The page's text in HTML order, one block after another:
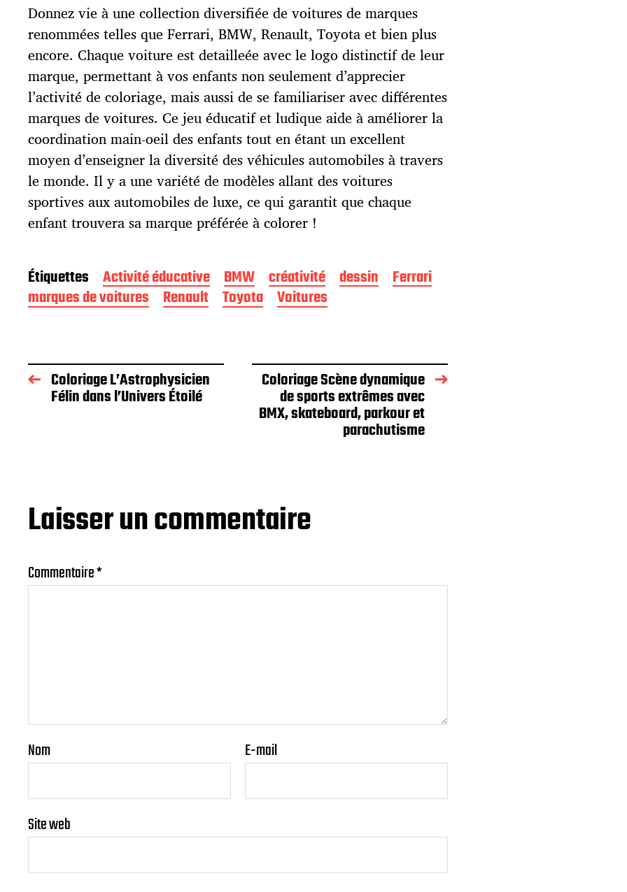
e
p
u
b
l
i
c
a
t
i
o
n
Donnez vie à une collection diversifiée de voitures de marques
renommées telles que Ferrari, BMW, Renault, Toyota et bien plus
encore. Chaque voiture est detailleée avec le logo distinctif de leur
marque, permettant à vos enfants non seulement d’apprecier
l’activité de coloriage, mais aussi de se familiariser avec différentes
marques de voitures. Ce jeu éducatif et ludique aide à améliorer la
coordination main-oeil des enfants tout en étant un excellent
moyen d’enseigner la diversité des véhicules automobiles à travers
le monde. Il y a une variété de modèles allant des voitures
sportives aux automobiles de luxe, ce qui garantit que chaque
enfant trouvera sa marque préférée à colorer !
Étiquettes Activité éducative BMW créativité dessin
Ferrari
marques de voitures
Renault Toyota Voitures
Coloriage L’Astrophysicien
Félin dans l’Univers Étoilé
Coloriage Scène dynamique
de sports extrêmes avec
BMX, skateboard, parkour et
parachutisme
Laisser un commentaire
Commentaire*
Nom E-mail
Site web